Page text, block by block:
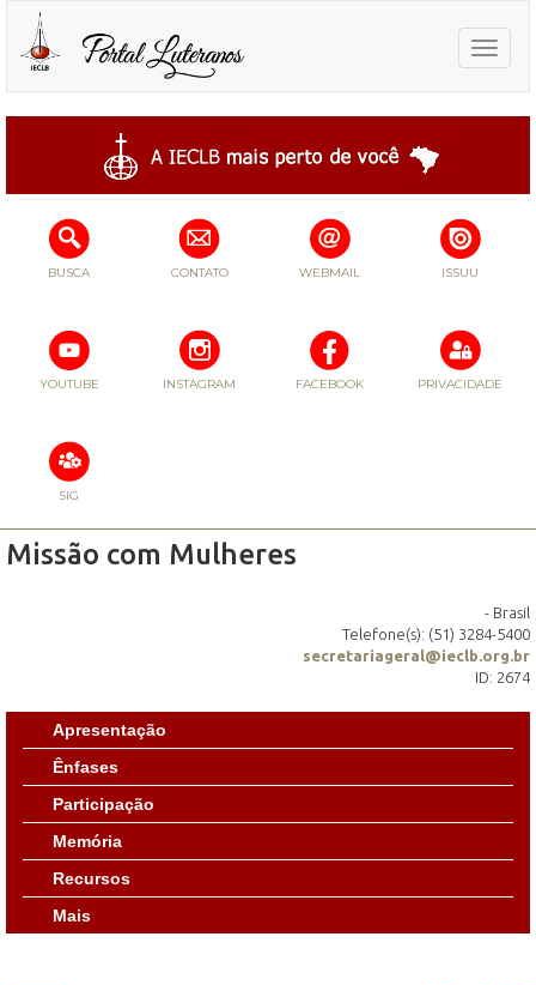
Toggle
BUSCA CONTATO WEBMAIL ISSUU
YOUTUBE INSTAGRAM FACEBOOK PRIVACIDADE
SIG
Missão com Mulheres
- Brasil
Telefone(s): (51) 3284-5400
secretariageral@ieclb.org.br
ID: 2674
Apresentação
Ênfases
Participação
Memória
Recursos
Mais